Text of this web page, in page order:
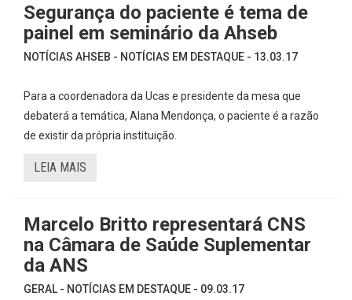
Segurança do paciente é tema de
painel em seminário da Ahseb
NOTÍCIAS AHSEB - NOTÍCIAS EM DESTAQUE - 13.03.17
Para a coordenadora da Ucas e presidente da mesa que
debaterá a temática, Alana Mendonça, o paciente é a razão
de existir da própria instituição.
LEIA MAIS
Marcelo Britto representará CNS
na Câmara de Saúde Suplementar
da ANS
GERAL - NOTÍCIAS EM DESTAQUE - 09.03.17